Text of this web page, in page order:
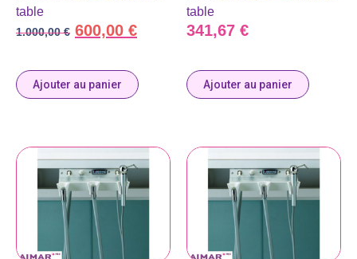
table
1.000,00€ 600,00 €
Ajouter au panier
table
341,67 €
Ajouter au panier